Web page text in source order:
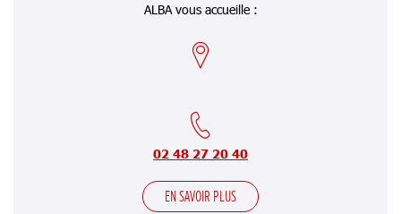
ALBA vous accueille :
02 48 27 20 40
EN SAVOIR PLUS